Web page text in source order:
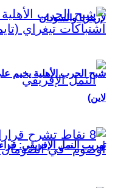
لإريتريا والسودان
تهريب النمل الإفريقي:
شبح الحرب الأهلية يخيم
لاين)